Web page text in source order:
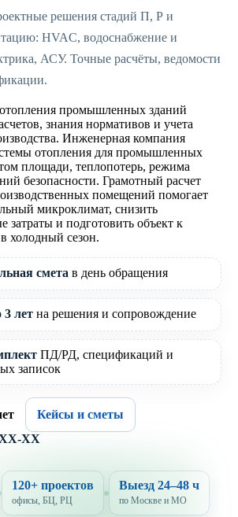
решения стадий П, Р и
HVAC, водоснабжение и
АСУ. Точные расчёты, ведомости
промышленных зданий
знания нормативов и учета
Инженерная компания
отопления для промышленных
площади, теплопотерь, режима
безопасности. Грамотный расчет
помещений помогает
микроклимат, снизить
затраты и подготовить объект к
холодный сезон.
смета в день обращения
3 лет на решения и сопровождение
ПД/РД, спецификаций и
записок
Кейсы и сметы
XX
120+ проектов
офисы, БЦ, РЦ
Выезд 24–48 ч
по Москве и МО